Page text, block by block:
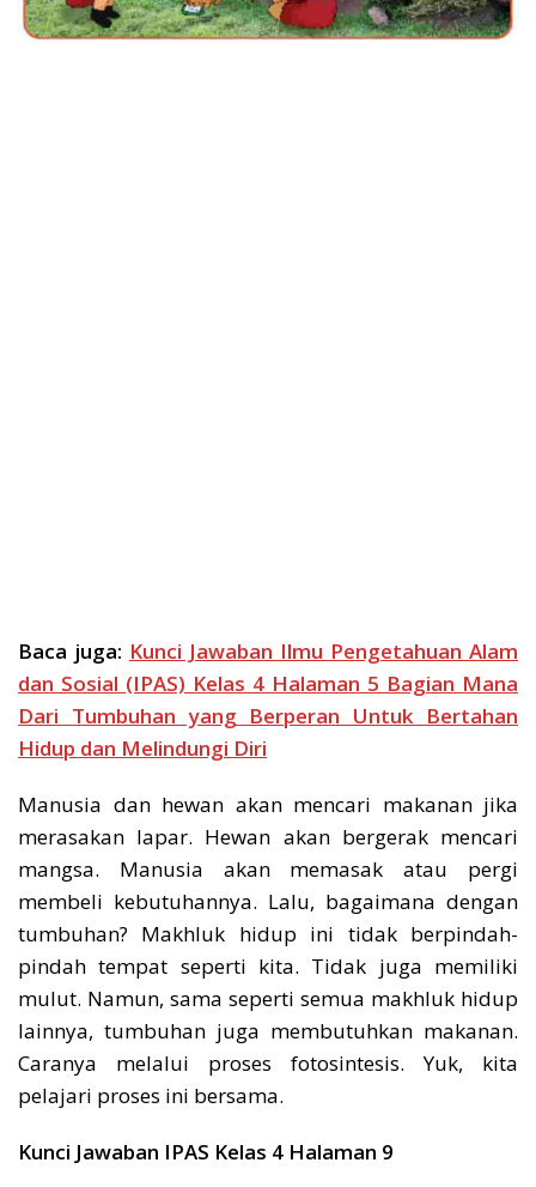
Baca juga: Kunci Jawaban Ilmu Pengetahuan Alam
dan Sosial (IPAS) Kelas 4 Halaman 5 Bagian Mana
Dari Tumbuhan yang Berperan Untuk Bertahan
Hidup dan Melindungi Diri
Manusia dan hewan akan mencari makanan jika
merasakan lapar. Hewan akan bergerak mencari
mangsa. Manusia akan memasak atau pergi
membeli kebutuhannya. Lalu, bagaimana dengan
tumbuhan? Makhluk hidup ini tidak berpindah-
pindah tempat seperti kita. Tidak juga memiliki
mulut. Namun, sama seperti semua makhluk hidup
lainnya, tumbuhan juga membutuhkan makanan.
Caranya melalui proses fotosintesis. Yuk, kita
pelajari proses ini bersama.
Kunci Jawaban IPAS Kelas 4 Halaman 9